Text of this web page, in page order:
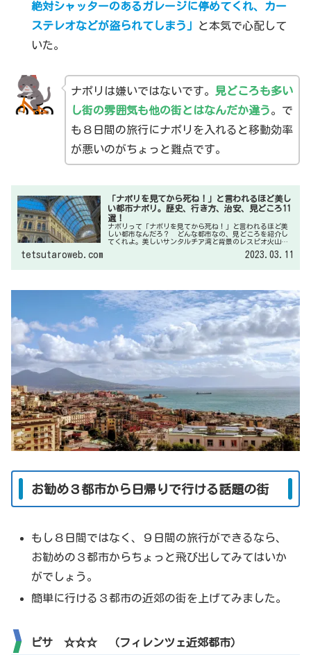
絶対シャッターのあるガレージに停めてくれ、カー
ステレオなどが盗られてしまう」
と本気で心配して
いた。
ナポリは嫌いではないです。
見どころも多い
し街の雰囲気も他の街とはなんだか違う。で
も８日間の旅行にナポリを入れると移動効率
が悪いのがちょっと難点です。
「ナポリを見てから死ね！」と言われるほど美し
い都市ナポリ。歴史、行き方、治安、見どころ11
選！
ナポリって「ナポリを見てから死ね！」と言われるほど美
しい都市なんだろ？ どんな都市なの、見どころを紹介し
てくれよ。美しいサンタルチア湾と背景のレスピオ火山の
もとに広がる街です。治安は少し心配ですが見どころも多
tetsutaroweb.com 2023.03.11
お勧め３都市から日帰りで行ける話題の街
もし８日間ではなく、９日間の旅行ができるなら、
お勧めの３都市からちょっと飛び出してみてはいか
がでしょう。
簡単に行ける３都市の近郊の街を上げてみました。
ピサ ☆☆☆ （フィレンツェ近郊都市）